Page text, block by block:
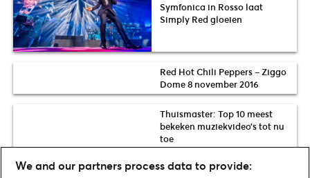
Symfonica in Rosso laat
Simply Red gloeien
Red Hot Chili Peppers – Ziggo
Dome 8 november 2016
Thuismaster: Top 10 meest
bekeken muziekvideo’s tot nu
toe
We and our partners process data to provide: